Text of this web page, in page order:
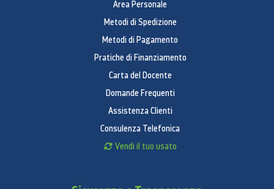
Area Personale
Metodi di Spedizione
Metodi di Pagamento
Pratiche di Finanziamento
Carta del Docente
Domande Frequenti
Assistenza Clienti
Consulenza Telefonica
Vendi il tuo usato